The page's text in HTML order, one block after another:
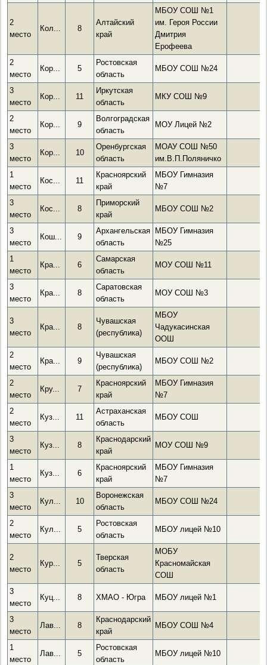
2
место
Кол... 8
Алтайский
край
МБОУ СОШ №1
им. Героя России
Дмитрия
Ерофеева
2
место
Кор... 5
Ростовская
область
МБОУ СОШ №24
3
место
Кор... 11
Иркутская
область
МКУ СОШ №9
2
место
Кор... 9
Волгоградская
область
МОУ Лицей №2
3
место
Кор... 10
Оренбургская
область
МОАУ СОШ №50
им.В.П.Поляничко
1
место
Кос... 11
Красноярский
край
МБОУ Гимназия
№7
3
место
Кос... 8
Приморский
край
МБОУ СОШ №2
3
место
Кош... 9
Архангельская
область
МБОУ Гимназия
№25
1
место
Кра... 6
Самарская
область
МОУ СОШ №11
3
место
Кра... 8
Саратовская
область
МОУ СОШ №3
3
место
Кра... 8
Чувашская
(республика)
МБОУ
Чадукасинская
ООШ
2
место
Кра... 9
Чувашская
(республика)
МБОУ СОШ №2
2
место
Кру... 7
Красноярский
край
МБОУ Гимназия
№7
2
место
Куз... 11
Астраханская
область
МБОУ СОШ
3
место
Куз... 8
Краснодарский
край
МОУ СОШ №9
1
место
Куз... 6
Красноярский
край
МБОУ Гимназия
№7
3
место
Кул... 10
Воронежская
область
МБОУ СОШ №24
2
место
Кул... 5
Ростовская
область
МБОУ лицей №10
2
место
Кур... 5
Тверская
область
МОБУ
Красномайская
СОШ
3
место
Куц... 8 ХМАО - Югра МБОУ лицей №1
3
место
Лав... 8
Краснодарский
край
МБОУ СОШ №4
1
место
Лав... 5
Ростовская
область
МБОУ лицей №10